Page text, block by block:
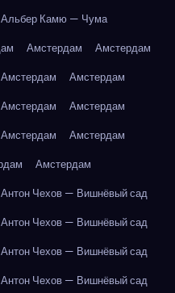
Альбер Камю — Чума
Амстердам
Амстердам
Амстердам
Амстердам
Амстердам
Амстердам
Амстердам
Амстердам
Амстердам
Антон Чехов — Вишнёвый сад
Антон Чехов — Вишнёвый сад
Антон Чехов — Вишнёвый сад
Антон Чехов — Вишнёвый сад